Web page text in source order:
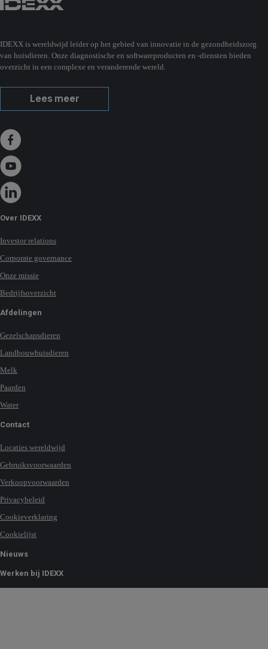
IDEXX is wereldwijd leider op het gebied van innovatie in de gezondheidszorg
van huisdieren. Onze diagnostische en softwareproducten en -diensten bieden
overzicht in een complexe en veranderende wereld.
Lees meer
Over IDEXX
Investor relations
Corporate governance
Onze missie
Bedrijfsoverzicht
Afdelingen
Gezelschapsdieren
Landbouwhuisdieren
Melk
Paarden
Water
Contact
Locaties wereldwijd
Gebruiksvoorwaarden
Verkoopvoorwaarden
Privacybeleid
Cookieverklaring
Cookielijst
Nieuws
Werken bij IDEXX